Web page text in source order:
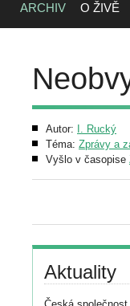
ARCHIV O ŽIVĚ
Autor:
I. Rucký
Téma: Zprávy a
Vyšlo v časopise
Aktuality